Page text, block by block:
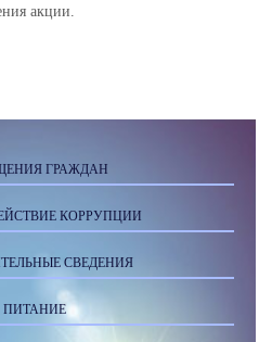
акции.
ГРАЖДАН
КОРРУПЦИИ
СВЕДЕНИЯ
ПИТАНИЕ